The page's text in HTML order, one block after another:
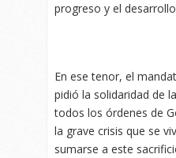
progreso y el
En ese tenor, el
pidió la solidaridad de
todos los órdenes de
la grave crisis que se
sumarse a este